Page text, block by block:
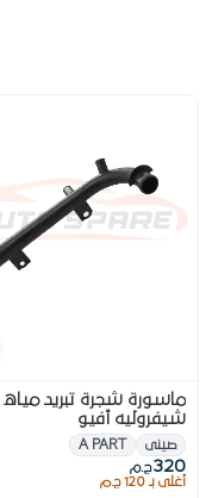
ماسورة شجرة تبريد مياه
شيفروليه أفيو
صينى A PART
320 ج.م
أغلى بـ 120 ج.م